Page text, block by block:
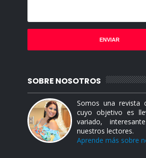
SOBRE NOSOTROS
Somos una revista
cuyo objetivo es
variado,
nuestros lectores.
Aprende más sobre